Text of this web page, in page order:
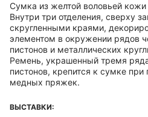
Сумка из желтой воловьей
Внутри три отделения, сверху
скругленными краями,
элементом в окружении рядов
пистонов и металлических
Ремень, украшенный тремя
пистонов, крепится к сумке
медных пряжек.
ВЫСТАВКИ: